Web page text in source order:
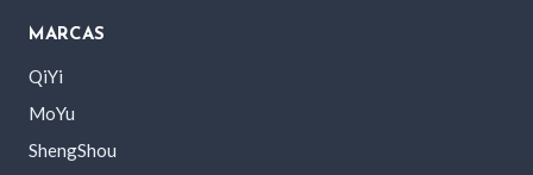
MARCAS
QiYi
MoYu
ShengShou